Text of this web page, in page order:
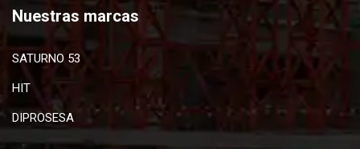
Nuestras marcas
SATURNO 53
HIT
DIPROSESA